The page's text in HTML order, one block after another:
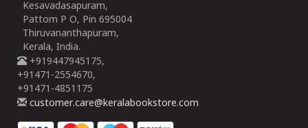
Kesavadasapuram,
Pattom P O, Pin 695004
Thiruvananthapuram,
Kerala, India.
+919447945175,
+91471-2554670,
+91471-4851175
customer.care@keralabookstore.com